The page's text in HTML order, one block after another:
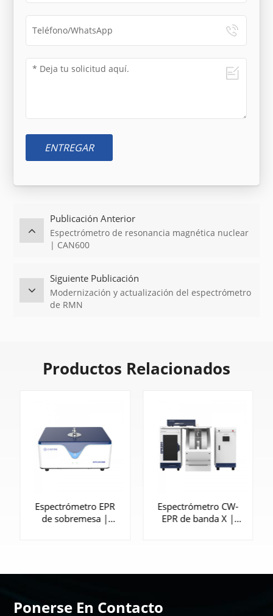
ENTREGAR
Publicación Anterior
Espectrómetro de resonancia magnética nuclear
| CAN600
Siguiente Publicación
Modernización y actualización del espectrómetro
de RMN
Productos Relacionados
Espectrómetro EPR
de sobremesa |
Espectrómetro CW-
EPR de banda X |
Ponerse En Contacto